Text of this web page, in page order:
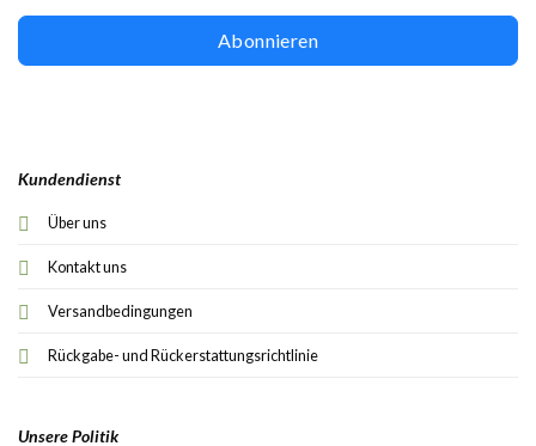
Kundendienst
Über uns
Kontakt uns
Versandbedingungen
Rückgabe- und Rückerstattungsrichtlinie
Unsere Politik
Abonnieren